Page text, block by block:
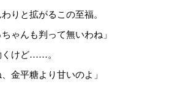
りと拡がるこの至福。
ゃんも判って無いわね」
けど……。
、金平糖より甘いのよ」